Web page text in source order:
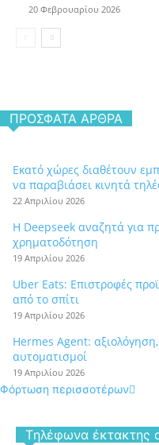
20 Φεβρουαρίου 2026
ΠΡΌΣΦΑΤΑ ΆΡΘΡΑ
Εκατό χώρες διαθέτουν
να παραβιάσει κινητά
22 Απριλίου 2026
Η Deepseek αναζητά για
χρηματοδότηση
19 Απριλίου 2026
Uber Eats: Επιστροφές
από το σπίτι
19 Απριλίου 2026
Hermes Agent:
αυτοματισμοί
19 Απριλίου 2026
Φόρτωση περισσοτέρων
Tηλέφωνα έκτακτης